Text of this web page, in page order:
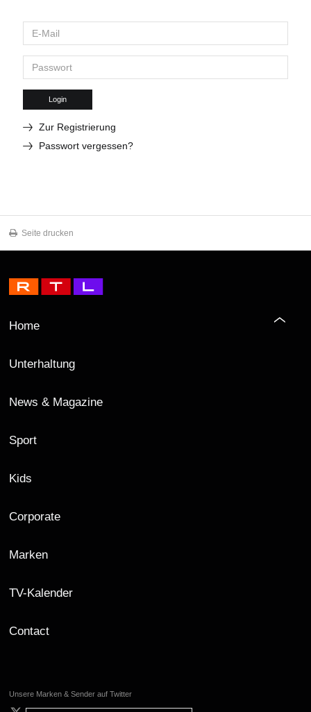
Login
Zur Registrierung
Passwort vergessen?
Seite drucken
Home
Unterhaltung
News & Magazine
Sport
Kids
Corporate
Marken
TV-Kalender
Contact
Unsere Marken & Sender auf Twitter